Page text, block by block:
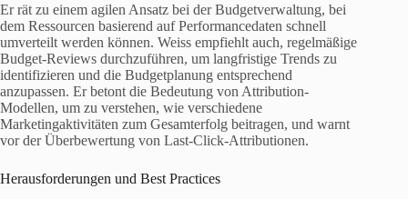
Er rät zu einem agilen Ansatz bei der Budgetverwaltung, bei
dem Ressourcen basierend auf Performancedaten schnell
umverteilt werden können. Weiss empfiehlt auch, regelmäßige
Budget-Reviews durchzuführen, um langfristige Trends zu
identifizieren und die Budgetplanung entsprechend
anzupassen. Er betont die Bedeutung von Attribution-
Modellen, um zu verstehen, wie verschiedene
Marketingaktivitäten zum Gesamterfolg beitragen, und warnt
vor der Überbewertung von Last-Click-Attributionen.
Herausforderungen und Best Practices